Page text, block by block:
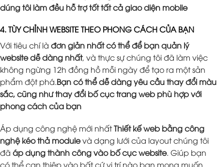
dúng tôi làm đều hỗ trợ tốt tất cả giao diện mobile
4. TÙY CHỈNH WEBSITE THEO PHONG CÁCH CỦA BẠN
Với tiêu chí là đơn giản nhất có thể để bạn quản lý
website dễ dàng nhất, và thực sự chúng tôi đã làm việc
không ngừng 12h đồng hồ mỗi ngày để tạo ra một sản
phẩm đột phá.Bạn có thể dễ dàng yêu cầu thay đổi màu
sắc, cũng như thay đổi bố cục trang web phù hợp với
phong cách của bạn
Áp dụng công nghệ mới nhấtThiết kế web bằng công
nghệ kéo thả modulevà dạng lưới của layout chúng tôi
đã áp dụng thành công vào bố cục website. Giúp bạn
có thể can thiệp vào bất cứ vị trí nào bạn mong muốn